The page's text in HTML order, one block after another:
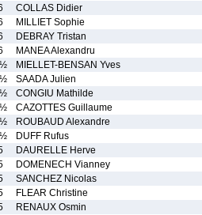
COLLAS Didier
MILLIET Sophie
DEBRAY Tristan
MANEA Alexandru
MIELLET-BENSAN Yves
SAADA Julien
CONGIU Mathilde
CAZOTTES Guillaume
ROUBAUD Alexandre
DUFF Rufus
DAURELLE Herve
DOMENECH Vianney
SANCHEZ Nicolas
FLEAR Christine
RENAUX Osmin